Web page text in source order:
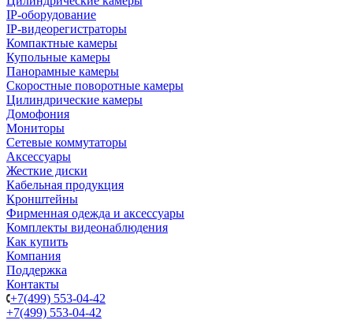
IP-оборудование
IP-видеорегистраторы
Компактные камеры
Купольные камеры
Панорамные камеры
Скоростные поворотные камеры
Цилиндрические камеры
Домофония
Мониторы
Сетевые коммутаторы
Аксессуары
Жесткие диски
Кабельная продукция
Кронштейны
Фирменная одежда и аксессуары
Комплекты видеонаблюдения
Как купить
Компания
Поддержка
Контакты
+7(499) 553-04-42
+7(499) 553-04-42